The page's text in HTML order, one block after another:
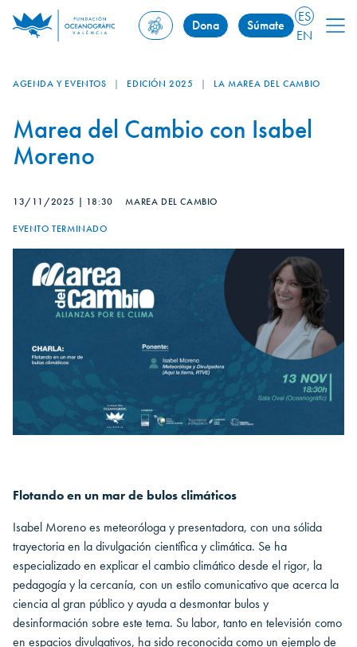
Dona Súmate
ES
EN
AGENDA Y EVENTOS | EDICIÓN 2025 | LA MAREA DEL CAMBIO
Marea del Cambio con Isabel
Moreno
13/11/2025 | 18:30 MAREA DEL CAMBIO
EVENTO TERMINADO
Flotando en un mar de bulos climáticos
Isabel Moreno es meteoróloga y presentadora, con una sólida
trayectoria en la divulgación científica y climática. Se ha
especializado en explicar el cambio climático desde el rigor, la
pedagogía y la cercanía, con un estilo comunicativo que acerca la
ciencia al gran público y ayuda a desmontar bulos y
desinformación sobre este tema. Su labor, tanto en televisión como
en espacios divulgativos, ha sido reconocida como un ejemplo de